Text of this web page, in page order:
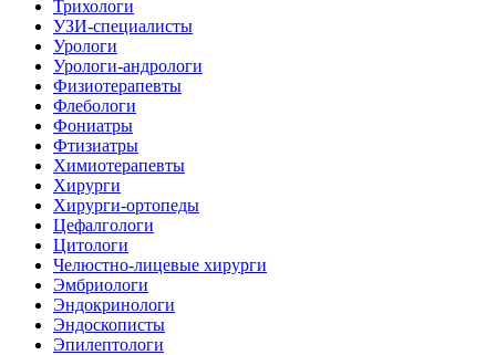
Трихологи
УЗИ-специалисты
Урологи
Урологи-андрологи
Физиотерапевты
Флебологи
Фониатры
Фтизиатры
Химиотерапевты
Хирурги
Хирурги-ортопеды
Цефалгологи
Цитологи
Челюстно-лицевые хирурги
Эмбриологи
Эндокринологи
Эндоскописты
Эпилептологи